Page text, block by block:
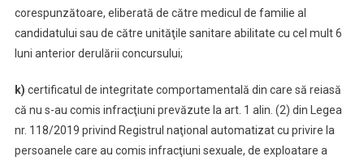
corespunzătoare, eliberată de către medicul de familie al
candidatului sau de către unităţile sanitare abilitate cu cel mult 6
luni anterior derulării concursului;
k) certificatul de integritate comportamentală din care să reiasă
că nu s-au comis infracţiuni prevăzute la art. 1 alin. (2) din Legea
nr. 118/2019 privind Registrul naţional automatizat cu privire la
persoanele care au comis infracţiuni sexuale, de exploatare a